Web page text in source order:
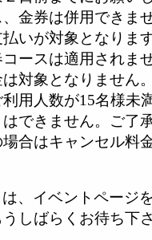
金券は併用できま
いが対象となりま
ースは適用されま
対象となりません
用人数が15名様未
きません。ご了
合はキャンセル料
は、イベントページ
うしばらくお待ち下